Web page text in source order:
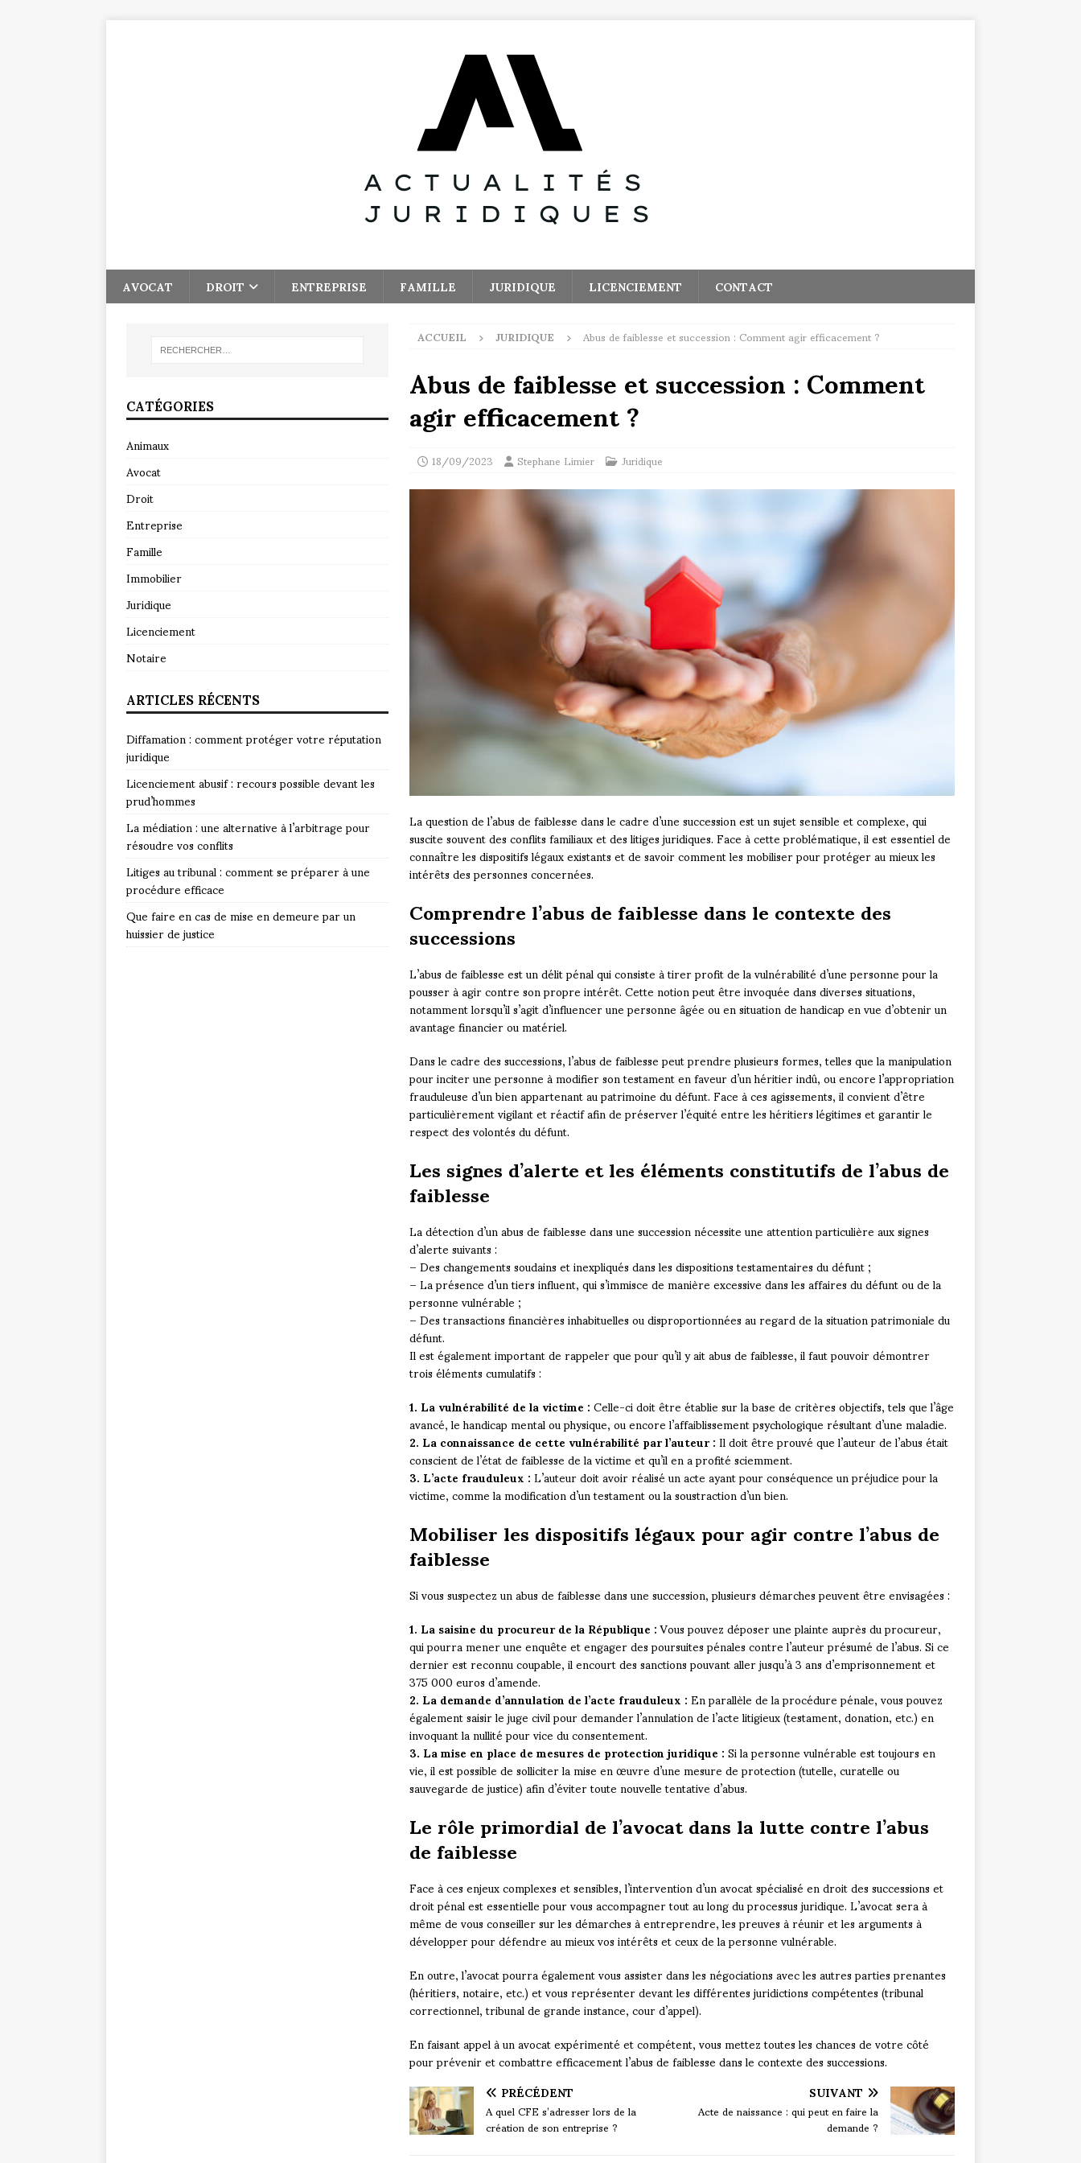
AVOCAT DROIT ENTREPRISE FAMILLE JURIDIQUE LICENCIEMENT CONTACT
ACCUEIL JURIDIQUE Abus de faiblesse et succession : Comment agir efficacement ?
Abus de faiblesse et succession : Comment
agir efficacement ?
18/09/2023 Stephane Limier Juridique
La question de l’abus de faiblesse dans le cadre d’une succession est un sujet sensible et complexe, qui
suscite souvent des conflits familiaux et des litiges juridiques. Face à cette problématique, il est essentiel de
connaître les dispositifs légaux existants et de savoir comment les mobiliser pour protéger au mieux les
intérêts des personnes concernées.
Comprendre l’abus de faiblesse dans le contexte des
successions
L’abus de faiblesse est un délit pénal qui consiste à tirer profit de la vulnérabilité d’une personne pour la
pousser à agir contre son propre intérêt. Cette notion peut être invoquée dans diverses situations,
notamment lorsqu’il s’agit d’influencer une personne âgée ou en situation de handicap en vue d’obtenir un
avantage financier ou matériel.
Dans le cadre des successions, l’abus de faiblesse peut prendre plusieurs formes, telles que la manipulation
pour inciter une personne à modifier son testament en faveur d’un héritier indû, ou encore l’appropriation
frauduleuse d’un bien appartenant au patrimoine du défunt. Face à ces agissements, il convient d’être
particulièrement vigilant et réactif afin de préserver l’équité entre les héritiers légitimes et garantir le
respect des volontés du défunt.
Les signes d’alerte et les éléments constitutifs de l’abus de
faiblesse
La détection d’un abus de faiblesse dans une succession nécessite une attention particulière aux signes
d’alerte suivants :
– Des changements soudains et inexpliqués dans les dispositions testamentaires du défunt ;
– La présence d’un tiers influent, qui s’immisce de manière excessive dans les affaires du défunt ou de la
personne vulnérable ;
– Des transactions financières inhabituelles ou disproportionnées au regard de la situation patrimoniale du
défunt.
Il est également important de rappeler que pour qu’il y ait abus de faiblesse, il faut pouvoir démontrer
trois éléments cumulatifs :
1. La vulnérabilité de la victime :Celle-ci doit être établie sur la base de critères objectifs, tels que l’âge
avancé, le handicap mental ou physique, ou encore l’affaiblissement psychologique résultant d’une maladie.
2. La connaissance de cette vulnérabilité par l’auteur :Il doit être prouvé que l’auteur de l’abus était
conscient de l’état de faiblesse de la victime et qu’il en a profité sciemment.
3. L’acte frauduleux :L’auteur doit avoir réalisé un acte ayant pour conséquence un préjudice pour la
victime, comme la modification d’un testament ou la soustraction d’un bien.
Mobiliser les dispositifs légaux pour agir contre l’abus de
faiblesse
Si vous suspectez un abus de faiblesse dans une succession, plusieurs démarches peuvent être envisagées :
1. La saisine du procureur de la République :Vous pouvez déposer une plainte auprès du procureur,
qui pourra mener une enquête et engager des poursuites pénales contre l’auteur présumé de l’abus. Si ce
dernier est reconnu coupable, il encourt des sanctions pouvant aller jusqu’à 3 ans d’emprisonnement et
375 000 euros d’amende.
2. La demande d’annulation de l’acte frauduleux :En parallèle de la procédure pénale, vous pouvez
également saisir le juge civil pour demander l’annulation de l’acte litigieux (testament, donation, etc.) en
invoquant la nullité pour vice du consentement.
3. La mise en place de mesures de protection juridique :Si la personne vulnérable est toujours en
vie, il est possible de solliciter la mise en œuvre d’une mesure de protection (tutelle, curatelle ou
sauvegarde de justice) afin d’éviter toute nouvelle tentative d’abus.
Le rôle primordial de l’avocat dans la lutte contre l’abus
de faiblesse
Face à ces enjeux complexes et sensibles, l’intervention d’un avocat spécialisé en droit des successions et
droit pénal est essentielle pour vous accompagner tout au long du processus juridique. L’avocat sera à
même de vous conseiller sur les démarches à entreprendre, les preuves à réunir et les arguments à
développer pour défendre au mieux vos intérêts et ceux de la personne vulnérable.
En outre, l’avocat pourra également vous assister dans les négociations avec les autres parties prenantes
(héritiers, notaire, etc.) et vous représenter devant les différentes juridictions compétentes (tribunal
correctionnel, tribunal de grande instance, cour d’appel).
En faisant appel à un avocat expérimenté et compétent, vous mettez toutes les chances de votre côté
pour prévenir et combattre efficacement l’abus de faiblesse dans le contexte des successions.
PRÉCÉDENT
A quel CFE s’adresser lors de la
création de son entreprise ?
SUIVANT
Acte de naissance : qui peut en faire la
demande ?
CATÉGORIES
Animaux
Avocat
Droit
Entreprise
Famille
Immobilier
Juridique
Licenciement
Notaire
ARTICLES RÉCENTS
Diffamation : comment protéger votre réputation
juridique
Licenciement abusif : recours possible devant les
prud’hommes
La médiation : une alternative à l’arbitrage pour
résoudre vos conflits
Litiges au tribunal : comment se préparer à une
procédure efficace
Que faire en cas de mise en demeure par un
huissier de justice